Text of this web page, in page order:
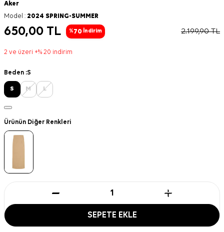
Aker
Model : 2024 SPRING-SUMMER
650,00 TL %70 İndirim 2.199,90TL
2 ve üzeri +% 20 indirim
Beden :S
S M L
Ürünün Diğer Renkleri
SEPETE EKLE